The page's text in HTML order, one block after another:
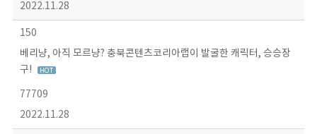
2022.11.28
150
베리냥, 아직 모르냥? 충북콘텐츠코리아랩이 발굴한 캐릭터, 승승장
구!
77709
2022.11.28